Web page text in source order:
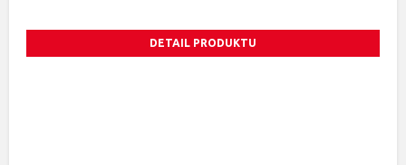
DETAIL PRODUKTU